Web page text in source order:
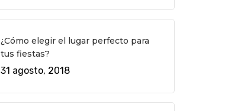
¿Cómo elegir el lugar perfecto para
tus fiestas?
31 agosto, 2018